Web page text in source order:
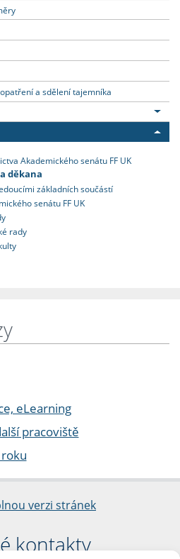
a sdělení tajemníka
Akademického senátu FF UK
děkana
základních součástí
senátu FF UK
rady
eLearning
pracoviště
verzi stránek
kontakty